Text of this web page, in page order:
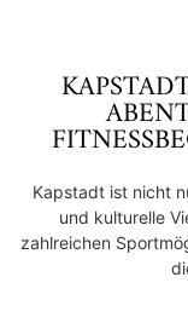
Kapstadt ist nicht
und kulturelle
zahlreichen